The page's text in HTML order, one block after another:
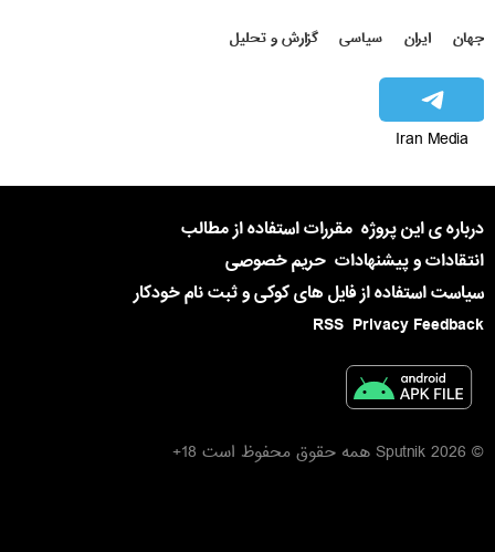
جهان ایران سیاسی گزارش و تحلیل
Iran Media
درباره ی این پروژه مقررات استفاده از مطالب
انتقادات و پیشنهادات حریم خصوصی
سیاست استفاده از فایل های کوکی و ثبت نام خودکار
Privacy Feedback
RSS
© 2026 Sputnik همه حقوق محفوظ است 18+